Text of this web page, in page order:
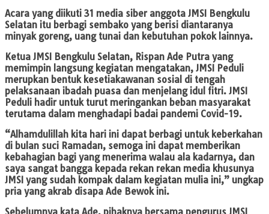
Acara yang diikuti 31 media siber anggota JMSI Bengkulu
Selatan itu berbagi sembako yang berisi diantaranya
minyak goreng, uang tunai dan kebutuhan pokok lainnya.
Ketua JMSI Bengkulu Selatan, Rispan Ade Putra yang
memimpin langsung kegiatan mengatakan, JMSI Peduli
merupkan bentuk kesetiakawanan sosial di tengah
pelaksanaan ibadah puasa dan menjelang idul fitri. JMSI
Peduli hadir untuk turut meringankan beban masyarakat
terutama dalam menghadapi badai pandemi Covid-19.
“Alhamdulillah kita hari ini dapat berbagi untuk keberkahan
di bulan suci Ramadan, semoga ini dapat memberikan
kebahagian bagi yang menerima walau ala kadarnya, dan
saya sangat bangga kepada rekan rekan media khusunya
JMSI yang sudah kompak dalam kegiatan mulia ini,” ungkap
pria yang akrab disapa Ade Bewok ini.